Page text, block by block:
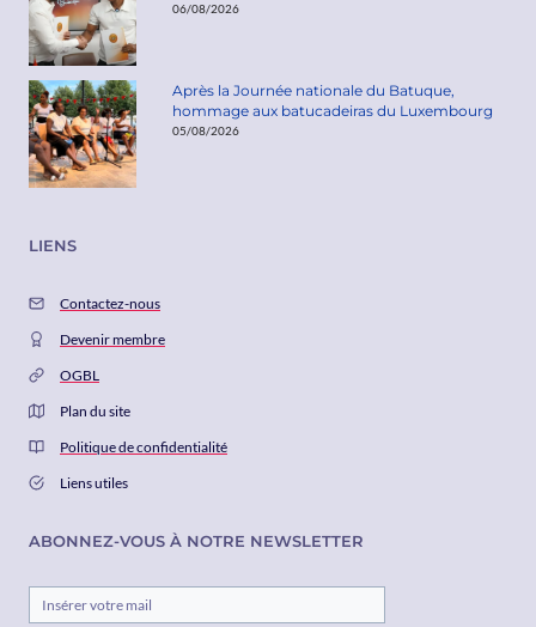
06/08/2026
Après la Journée nationale du Batuque,
hommage aux batucadeiras du Luxembourg
05/08/2026
LIENS
Contactez-nous
Devenir membre
OGBL
Plan du site
Politique de confidentialité
Liens utiles
ABONNEZ-VOUS À NOTRE NEWSLETTER